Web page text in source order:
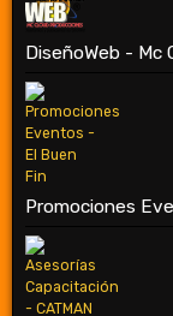
DiseñoWeb - Mc
Promociones